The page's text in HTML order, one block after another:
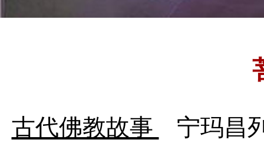
古代佛教故事
宁玛昌